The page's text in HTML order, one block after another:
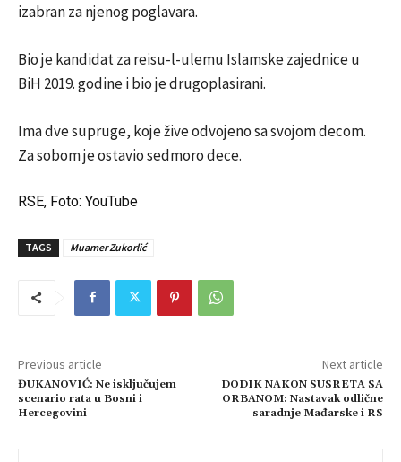
izabran za njenog poglavara.
Bio je kandidat za reisu-l-ulemu Islamske zajednice u
BiH 2019. godine i bio je drugoplasirani.
Ima dve supruge, koje žive odvojeno sa svojom decom.
Za sobom je ostavio sedmoro dece.
RSE, Foto: YouTube
TAGS Muamer Zukorlić
Previous article
ĐUKANOVIĆ: Ne isključujem
scenario rata u Bosni i
Hercegovini
Next article
DODIK NAKON SUSRETA SA
ORBANOM: Nastavak odlične
saradnje Mađarske i RS